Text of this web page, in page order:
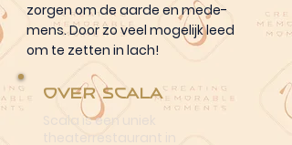
zorgen om de aarde en mede-
mens. Door zo veel mogelijk leed
om te zetten in lach!
Over Scala
Scala is een uniek